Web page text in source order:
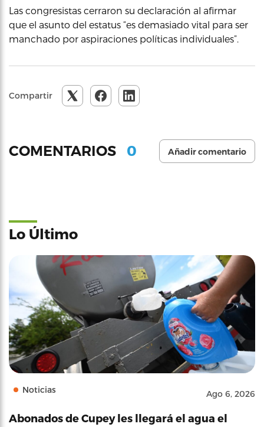
Las congresistas cerraron su declaración al afirmar
que el asunto del estatus “es demasiado vital para ser
manchado por aspiraciones políticas individuales”.
Compartir
COMENTARIOS 0 Añadir comentario
Lo Último
Noticias Ago 6, 2026
Abonados de Cupey les llegará el agua el